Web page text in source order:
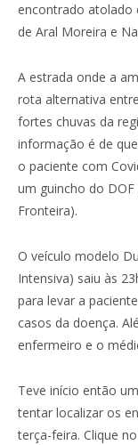
encontrado atolado
de Aral Moreira e
A estrada onde a
rota alternativa
fortes chuvas da
informação é de
o paciente com
um guincho do
Fronteira).
O veículo modelo
Intensiva) saiu às
para levar a
casos da doença.
enfermeiro e o
Teve início então
tentar localizar os
terça-feira. Clique